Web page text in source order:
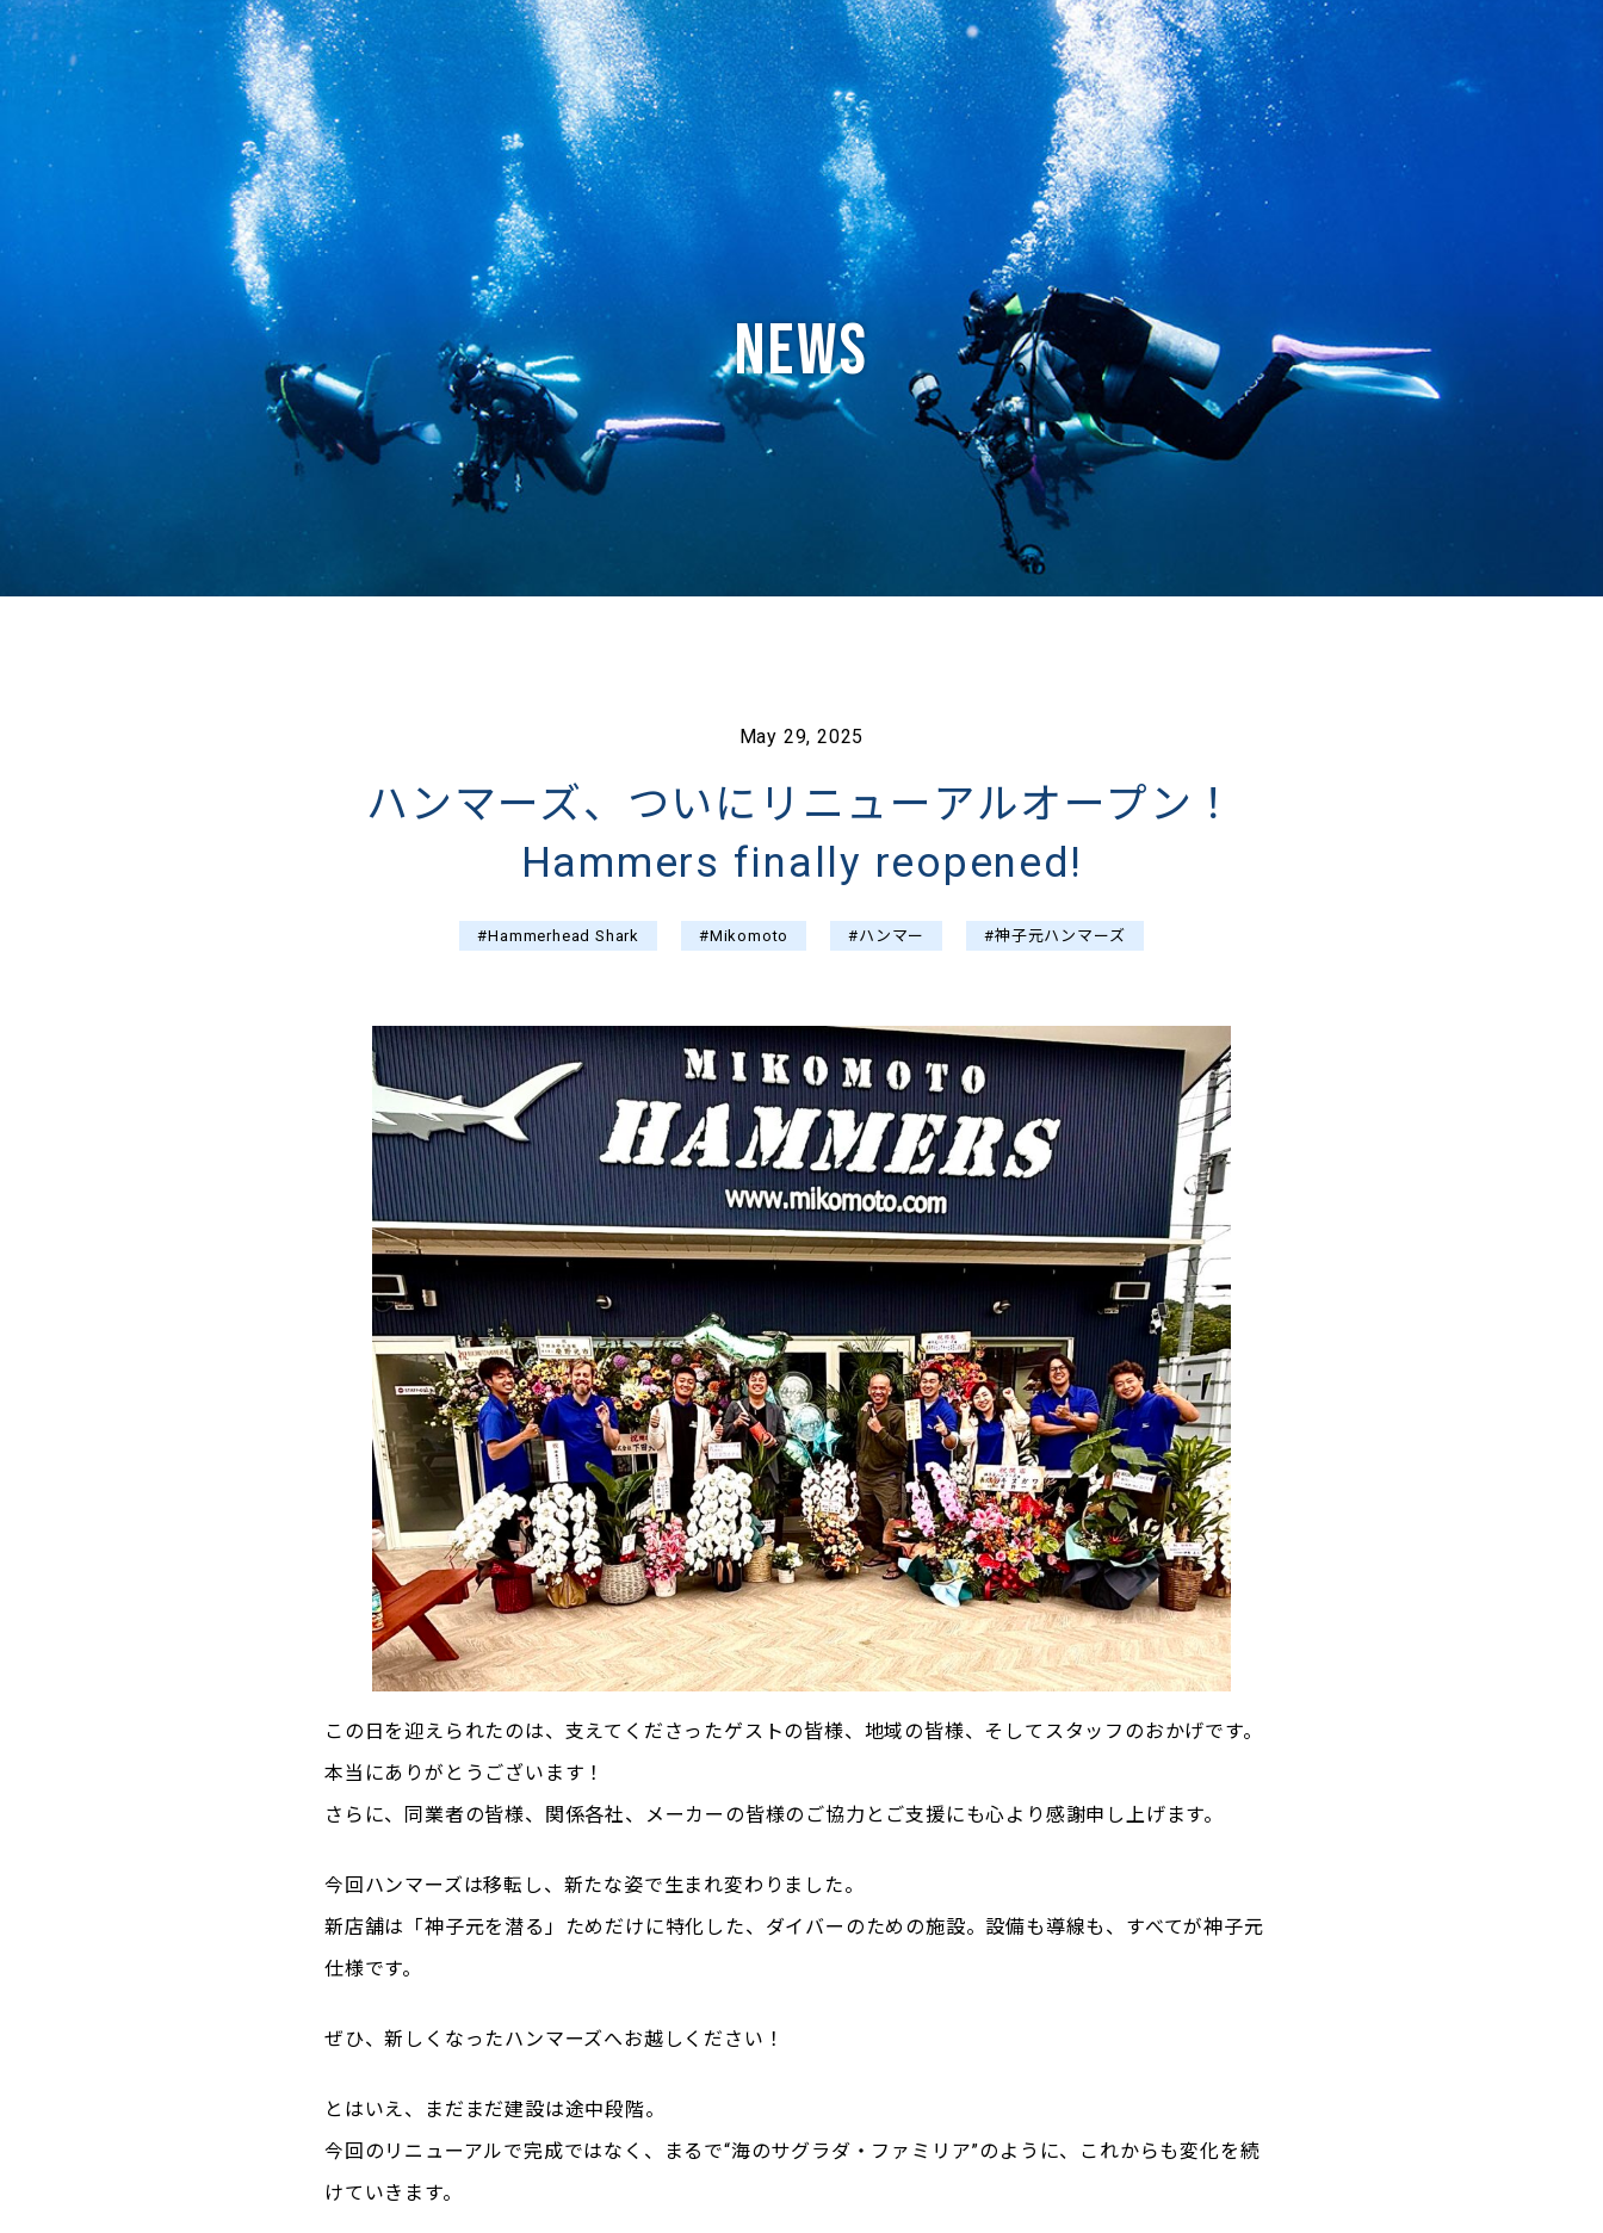
ABOUT CREW NEWS DIVE LOG PRICE ACCESS RESERVATION Japanese
News
May 29, 2025
ハンマーズ、ついにリニューアルオープン！
Hammers finally reopened!
#Hammerhead Shark #Mikomoto #ハンマー #神子元ハンマーズ
この日を迎えられたのは、支えてくださったゲストの皆様、地域の皆様、そしてスタッフのおかげです。
本当にありがとうございます！
さらに、同業者の皆様、関係各社、メーカーの皆様のご協力とご支援にも心より感謝申し上げます。
今回ハンマーズは移転し、新たな姿で生まれ変わりました。
新店舗は「神子元を潜る」ためだけに特化した、ダイバーのための施設。設備も導線も、すべてが神子元
仕様です。
ぜひ、新しくなったハンマーズへお越しください！
とはいえ、まだまだ建設は途中段階。
今回のリニューアルで完成ではなく、まるで“海のサグラダ・ファミリア”のように、これからも変化を続
けていきます。